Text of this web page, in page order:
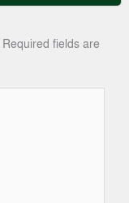
Required fields are